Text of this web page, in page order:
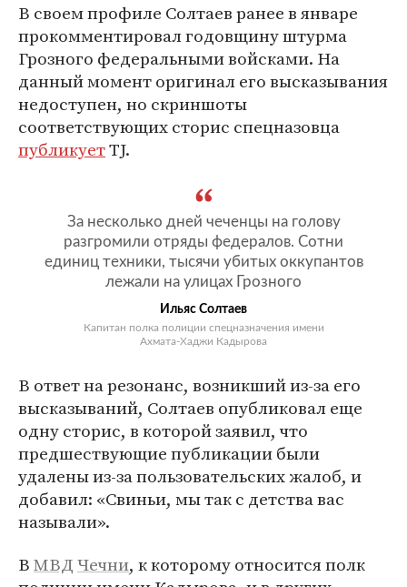
В своем профиле Солтаев ранее в январе
прокомментировал годовщину штурма
Грозного федеральными войсками. На
данный момент оригинал его высказывания
недоступен, но скриншоты
соответствующих сторис спецназовца
публикуетTJ.
За несколько дней чеченцы на голову
разгромили отряды федералов. Сотни
единиц техники, тысячи убитых оккупантов
лежали на улицах Грозного
Ильяс Солтаев
Капитан полка полиции спецназначения имени
Ахмата-Хаджи Кадырова
В ответ на резонанс, возникший из-за его
высказываний, Солтаев опубликовал еще
одну сторис, в которой заявил, что
предшествующие публикации были
удалены из-за пользовательских жалоб, и
добавил: «Свиньи, мы так с детства вас
называли».
ВМВДЧечни, к которому относится полк